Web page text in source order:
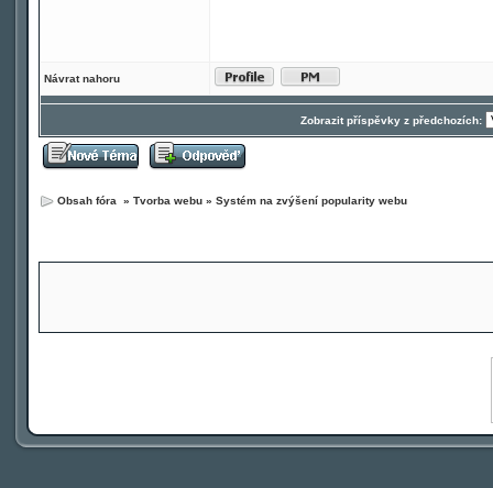
Návrat nahoru
Zobrazit příspěvky z předchozích:
Obsah fóra » Tvorba webu » Systém na zvýšení popularity webu